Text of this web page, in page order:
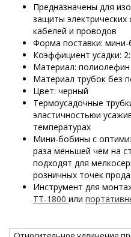
Предназначены для
защиты
кабелей и проводов
Форма поставки:
Коэффициент усадки:
Материал: полиолефин
Материал трубок без
Цвет: черный
Термоусадочные
эластичностьюи
температурах
Мини-бобины с
раза меньшей чем на
подходят для
розничных точек
Инструмент для
ТТ-1800 или